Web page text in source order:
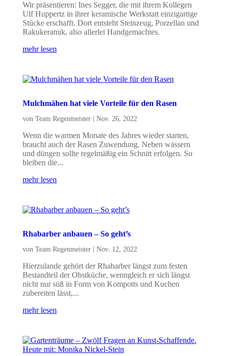
Wir präsentieren: Ines Segger, die mit ihrem Kollegen
Ulf Huppertz in ihrer keramische Werkstatt einzigartige
Stücke erschafft. Dort entsteht Steinzeug, Porzellan und
Rakukeramik, also allerlei Handgemachtes.
mehr lesen
Mulchmähen hat viele Vorteile für den Rasen
von Team Regenmeister| Nov. 26, 2022
Wenn die warmen Monate des Jahres wieder starten,
braucht auch der Rasen Zuwendung. Neben wässern
und düngen sollte regelmäßig ein Schnitt erfolgen. So
bleiben die...
mehr lesen
Rhabarber anbauen – So geht’s
von Team Regenmeister| Nov. 12, 2022
Hierzulande gehört der Rhabarber längst zum festen
Bestandteil der Obstküche, wenngleich er sich längst
nicht nur süß in Form von Kompotts und Kuchen
zubereiten lässt,...
mehr lesen